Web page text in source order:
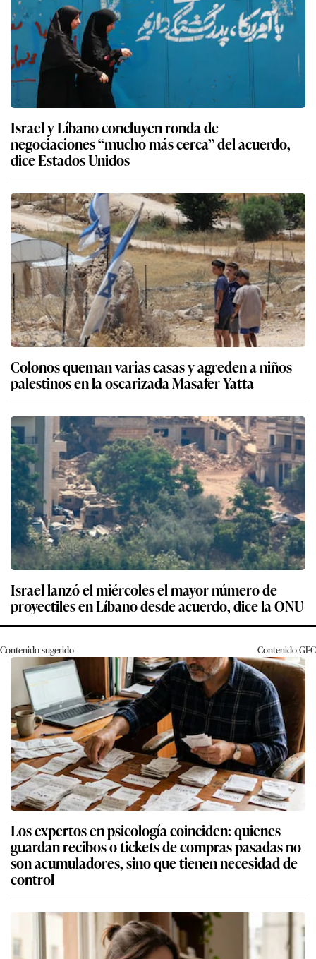
Israel y Líbano concluyen ronda de
negociaciones “mucho más cerca” del acuerdo,
dice Estados Unidos
Colonos queman varias casas y agreden a niños
palestinos en la oscarizada Masafer Yatta
Israel lanzó el miércoles el mayor número de
proyectiles en Líbano desde acuerdo, dice la ONU
Contenido sugerido ContenidoGEC
Los expertos en psicología coinciden: quienes
guardan recibos o tickets de compras pasadas no
son acumuladores, sino que tienen necesidad de
control